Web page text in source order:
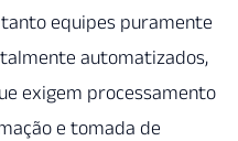
tanto equipes puramente
automatizados,
exigem processamento
e tomada de